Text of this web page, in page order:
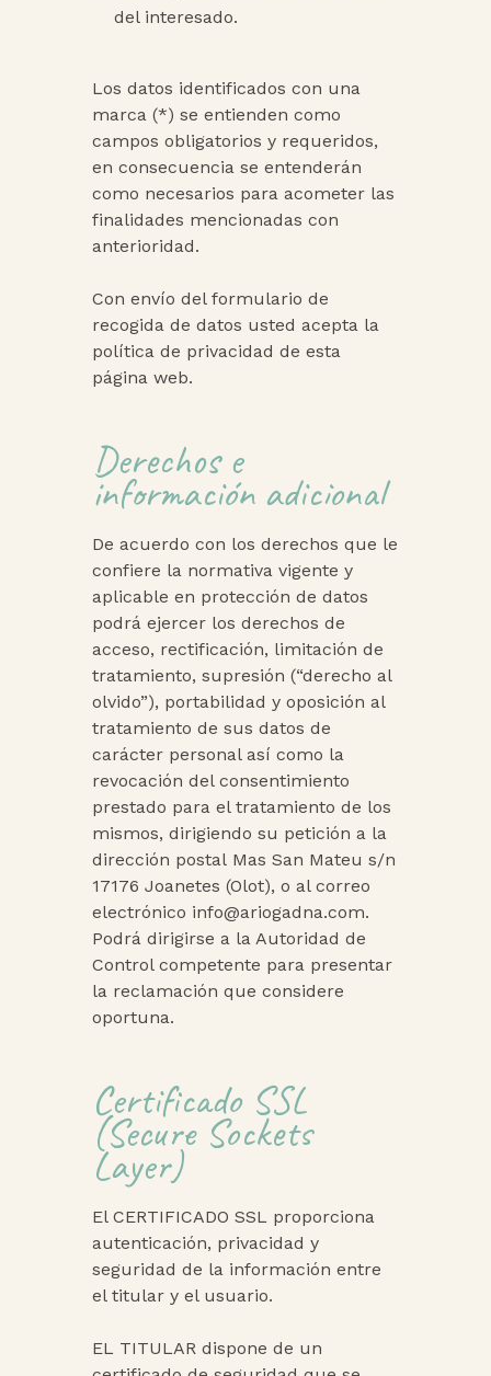
del interesado.
Los datos identificados con una
marca (*) se entienden como
campos obligatorios y requeridos,
en consecuencia se entenderán
como necesarios para acometer las
finalidades mencionadas con
anterioridad.
Con envío del formulario de
recogida de datos usted acepta la
política de privacidad de esta
página web.
Derechos e
información adicional
De acuerdo con los derechos que le
confiere la normativa vigente y
aplicable en protección de datos
podrá ejercer los derechos de
acceso, rectificación, limitación de
tratamiento, supresión (“derecho al
olvido”), portabilidad y oposición al
tratamiento de sus datos de
carácter personal así como la
revocación del consentimiento
prestado para el tratamiento de los
mismos, dirigiendo su petición a la
dirección postal Mas San Mateu s/n
17176 Joanetes (Olot), o al correo
electrónico info@ariogadna.com.
Podrá dirigirse a la Autoridad de
Control competente para presentar
la reclamación que considere
oportuna.
Certificado SSL
(Secure Sockets
Layer)
El CERTIFICADO SSL proporciona
autenticación, privacidad y
seguridad de la información entre
el titular y el usuario.
EL TITULAR dispone de un